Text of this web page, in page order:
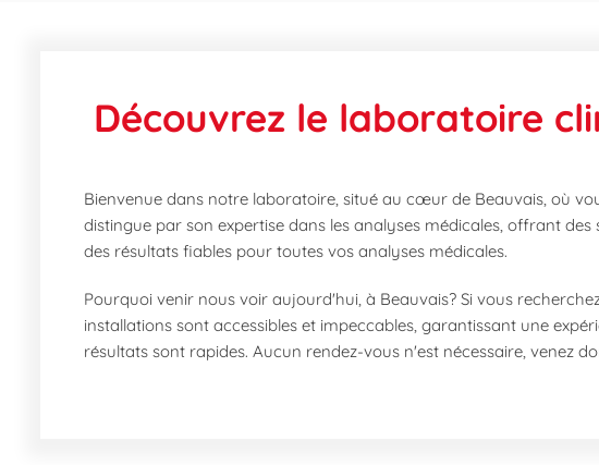
Découvrez le laboratoire
Bienvenue dans notre laboratoire, situé au cœur de Beauvais, où
distingue par son expertise dans les analyses médicales, offrant
des résultats fiables pour toutes vos analyses médicales.
Pourquoi venir nous voir aujourd'hui, à Beauvais? Si vous
installations sont accessibles et impeccables, garantissant une
résultats sont rapides. Aucun rendez-vous n'est nécessaire, venez